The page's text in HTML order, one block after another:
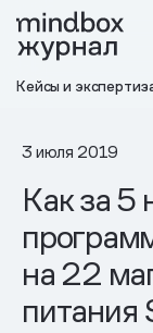
Кейсы и
3 июля 2019
Как за 5
на 22
питания